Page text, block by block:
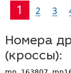
1 2 3
Номера
(кроссы):